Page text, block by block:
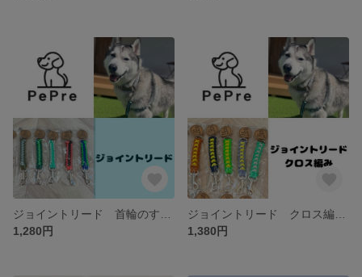
1,280円
1,380円